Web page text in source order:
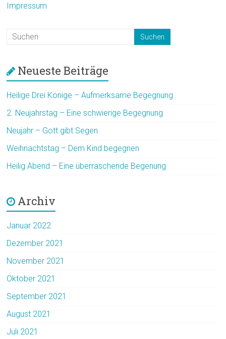
Impressum
Neueste Beiträge
Heilige Drei Könige – Aufmerksame Begegnung
2. Neujahrstag – Eine schwierige Begegnung
Neujahr – Gott gibt Segen
Weihnachtstag – Dem Kind begegnen
Heilig Abend – Eine überraschende Begenung
Archiv
Januar 2022
Dezember 2021
November 2021
Oktober 2021
September 2021
August 2021
Juli 2021